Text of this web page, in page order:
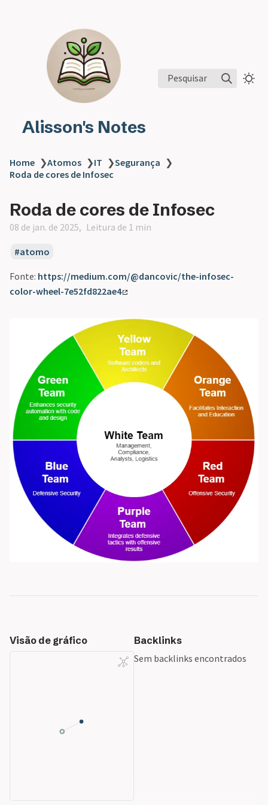
Alisson's Notes
Pesquisar
Home ❯Atomos ❯IT ❯Segurança ❯
Roda de cores de Infosec
Roda de cores de Infosec
08 de jan. de 2025 Leitura de 1 min
atomo
Fonte: https://medium.com/@dancovic/the-infosec-
color-wheel-7e52fd822ae4
Visão de gráfico
Backlinks
Sem backlinks encontrados